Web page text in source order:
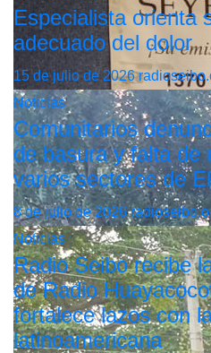
Especialista orienta
adecuado del dolor
15 de julio de 2026
Noticias
Comunitarios
de basura y falta de
varios sectores de
8 de julio de 2026
Noticias
Radio Seibo recibe
de Radio
fortalece lazos con
latinoamericana